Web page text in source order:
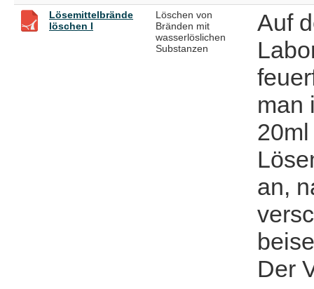
Lösemittelbrände
löschen I
Löschen von
Bränden mit
wasserlöslichen
Substanzen
Auf
man
an,
Der